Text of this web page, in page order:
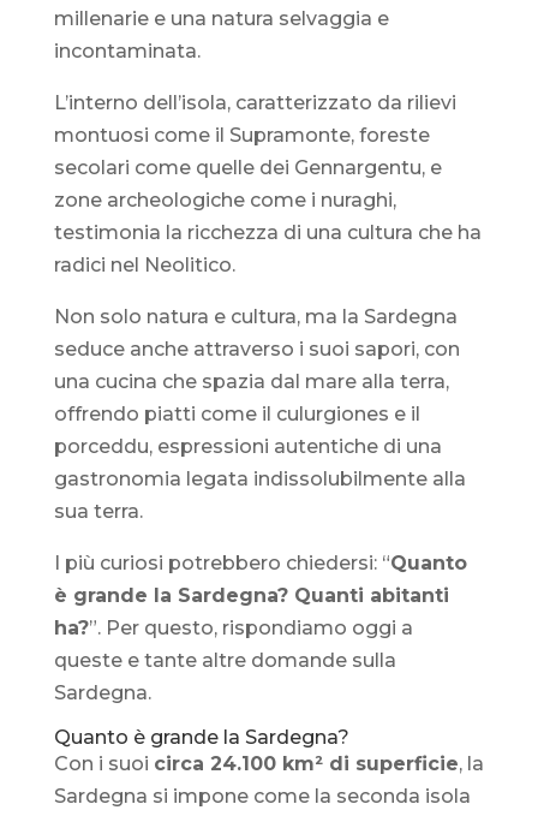
millenarie e una natura selvaggia e
incontaminata.
L’interno dell’isola, caratterizzato da rilievi
montuosi come il Supramonte, foreste
secolari come quelle dei Gennargentu, e
zone archeologiche come i nuraghi,
testimonia la ricchezza di una cultura che ha
radici nel Neolitico.
Non solo natura e cultura, ma la Sardegna
seduce anche attraverso i suoi sapori, con
una cucina che spazia dal mare alla terra,
offrendo piatti come il culurgiones e il
porceddu, espressioni autentiche di una
gastronomia legata indissolubilmente alla
sua terra.
I più curiosi potrebbero chiedersi: “Quanto
è grande la Sardegna? Quanti abitanti
ha?”. Per questo, rispondiamo oggi a
queste e tante altre domande sulla
Sardegna.
Quanto è grande la Sardegna?
Con i suoi circa 24.100 km² di superficie, la
Sardegna si impone come la seconda isola